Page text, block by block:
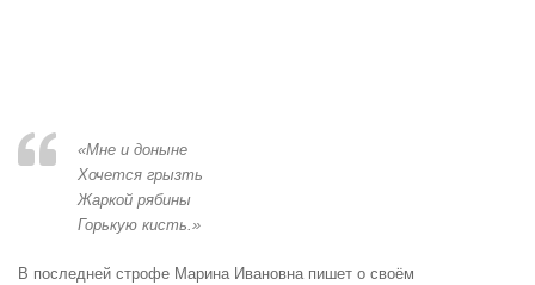
«Мне и доныне
Хочется грызть
Жаркой рябины
Горькую кисть.»
В последней строфе Марина Ивановна пишет о своём